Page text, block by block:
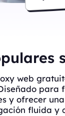
web
para
y ofrecer
fluida y